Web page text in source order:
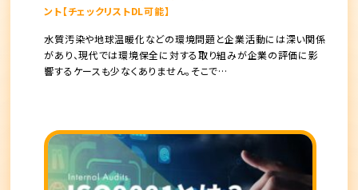
ント【チェックリストDL可能】
水質汚染や地球温暖化などの環境問題と企業活動には深い関係
があり、現代では環境保全に対する取り組みが企業の評価に影
響するケースも少なくありません。そこで…